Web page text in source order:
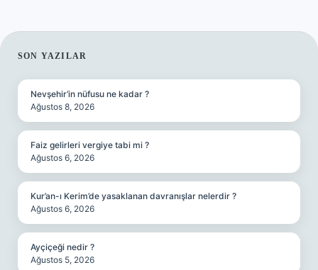
SIDEBAR
SON YAZILAR
Nevşehir’in nüfusu ne kadar ?
Ağustos 8, 2026
Faiz gelirleri vergiye tabi mi ?
Ağustos 6, 2026
Kur’an-ı Kerim’de yasaklanan davranışlar nelerdir ?
Ağustos 6, 2026
Ayçiçeği nedir ?
Ağustos 5, 2026